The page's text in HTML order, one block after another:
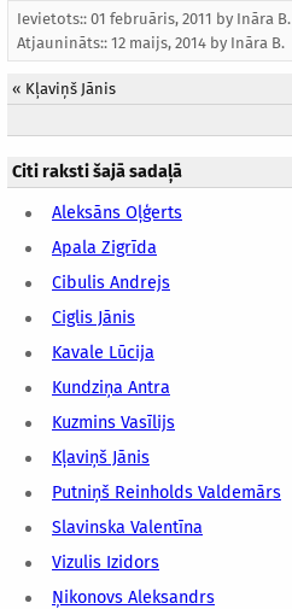
Ievietots:: 01 februāris, 2011 by Ināra B.
Atjaunināts:: 12 maijs, 2014 by Ināra B.
« Kļaviņš Jānis
Citi raksti šajā sadaļā
Aleksāns Oļģerts
Apala Zigrīda
Cibulis Andrejs
Ciglis Jānis
Kavale Lūcija
Kundziņa Antra
Kuzmins Vasīlijs
Kļaviņš Jānis
Putniņš Reinholds Valdemārs
Slavinska Valentīna
Vizulis Izidors
Ņikonovs Aleksandrs